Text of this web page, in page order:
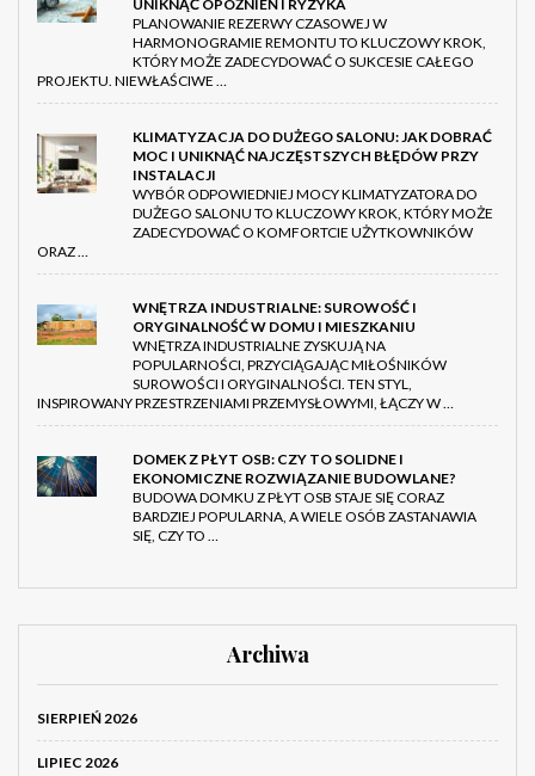
UNIKNĄĆ OPÓŹNIEŃ I RYZYKA
PLANOWANIE REZERWY CZASOWEJ W
HARMONOGRAMIE REMONTU TO KLUCZOWY KROK,
KTÓRY MOŻE ZADECYDOWAĆ O SUKCESIE CAŁEGO
PROJEKTU. NIEWŁAŚCIWE …
KLIMATYZACJA DO DUŻEGO SALONU: JAK DOBRAĆ
MOC I UNIKNĄĆ NAJCZĘSTSZYCH BŁĘDÓW PRZY
INSTALACJI
WYBÓR ODPOWIEDNIEJ MOCY KLIMATYZATORA DO
DUŻEGO SALONU TO KLUCZOWY KROK, KTÓRY MOŻE
ZADECYDOWAĆ O KOMFORTCIE UŻYTKOWNIKÓW
ORAZ …
WNĘTRZA INDUSTRIALNE: SUROWOŚĆ I
ORYGINALNOŚĆ W DOMU I MIESZKANIU
WNĘTRZA INDUSTRIALNE ZYSKUJĄ NA
POPULARNOŚCI, PRZYCIĄGAJĄC MIŁOŚNIKÓW
SUROWOŚCI I ORYGINALNOŚCI. TEN STYL,
INSPIROWANY PRZESTRZENIAMI PRZEMYSŁOWYMI, ŁĄCZY W …
DOMEK Z PŁYT OSB: CZY TO SOLIDNE I
EKONOMICZNE ROZWIĄZANIE BUDOWLANE?
BUDOWA DOMKU Z PŁYT OSB STAJE SIĘ CORAZ
BARDZIEJ POPULARNA, A WIELE OSÓB ZASTANAWIA
SIĘ, CZY TO …
Archiwa
SIERPIEŃ 2026
LIPIEC 2026